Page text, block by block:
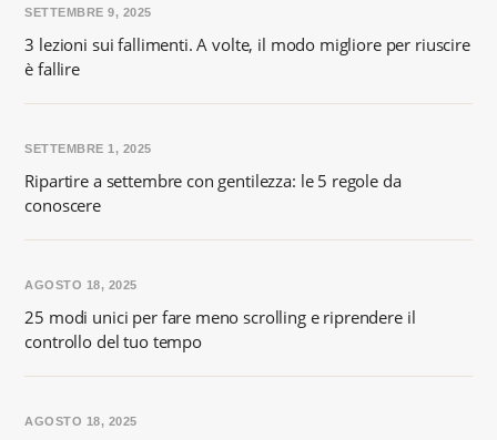
3 lezioni sui fallimenti. A volte, il modo migliore per riuscire
è fallire
SETTEMBRE 9, 2025
Ripartire a settembre con gentilezza: le 5 regole da
conoscere
SETTEMBRE 1, 2025
25 modi unici per fare meno scrolling e riprendere il
controllo del tuo tempo
AGOSTO 18, 2025
AGOSTO 18, 2025